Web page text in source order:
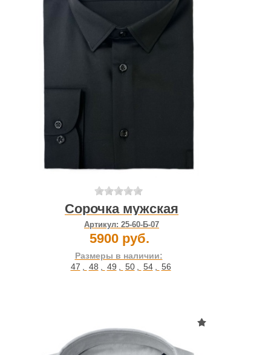
Сорочка мужская
Артикул: 25-60-Б-07
5900 руб.
Размеры в наличии:
47 , 48 , 49 , 50 , 54 , 56